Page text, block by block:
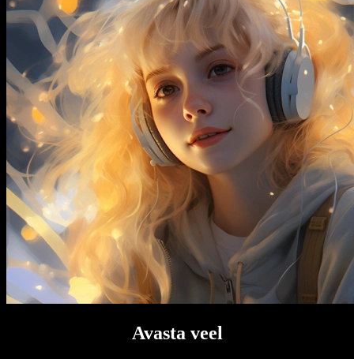
Avasta veel